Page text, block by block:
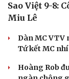
Sao Việt 9-8:
Miu Lê
Dàn MC VTV
Tứ kết MC nhí
Hoàng Rob